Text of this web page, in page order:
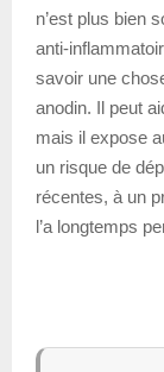
n’est plus bien
anti-
savoir une
anodin. Il peut
mais il expose
un risque de
récentes, à un
l’a longtemps